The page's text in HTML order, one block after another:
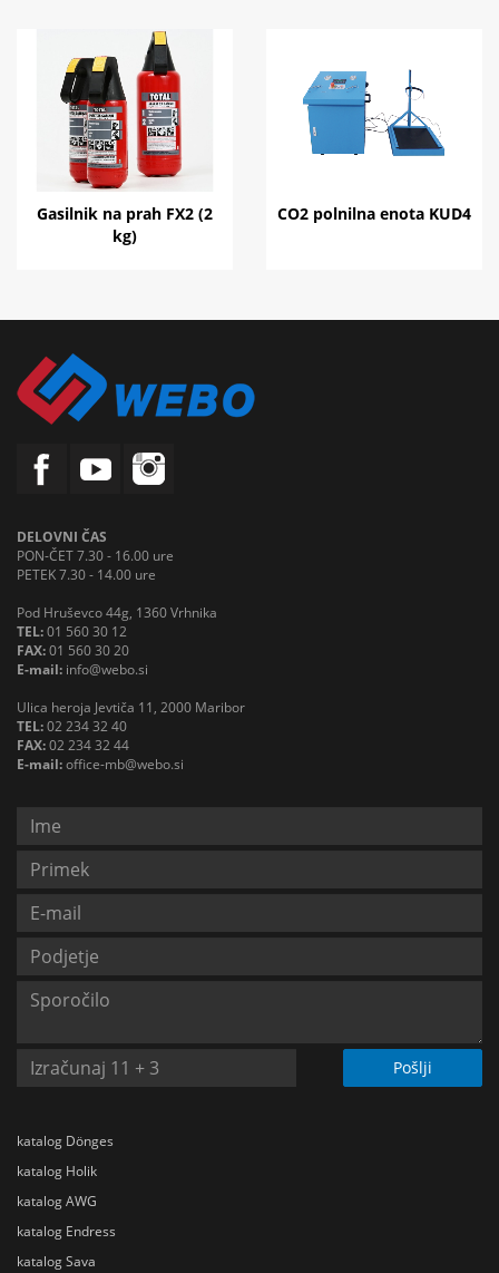
Gasilnik na prah FX2 (2
kg)
CO2 polnilna enota KUD4
DELOVNI ČAS
PON-ČET 7.30 - 16.00 ure
PETEK 7.30 - 14.00 ure
Pod Hruševco 44g, 1360 Vrhnika
TEL:01 560 30 12
FAX:01 560 30 20
E-mail: info@webo.si
Ulica heroja Jevtiča 11, 2000 Maribor
TEL:02 234 32 40
FAX:02 234 32 44
E-mail:office-mb@webo.si
Pošlji
katalog Dönges
katalog Holik
katalog AWG
katalog Endress
katalog Sava